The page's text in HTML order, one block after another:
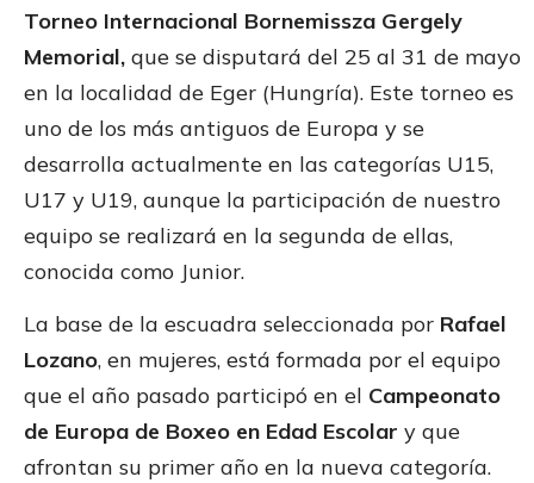
Torneo Internacional Bornemissza Gergely
Memorial, que se disputará del 25 al 31 de mayo
en la localidad de Eger (Hungría). Este torneo es
uno de los más antiguos de Europa y se
desarrolla actualmente en las categorías U15,
U17 y U19, aunque la participación de nuestro
equipo se realizará en la segunda de ellas,
conocida como Junior.
La base de la escuadra seleccionada por Rafael
Lozano, en mujeres, está formada por el equipo
que el año pasado participó en el Campeonato
de Europa de Boxeo en Edad Escolar y que
afrontan su primer año en la nueva categoría.